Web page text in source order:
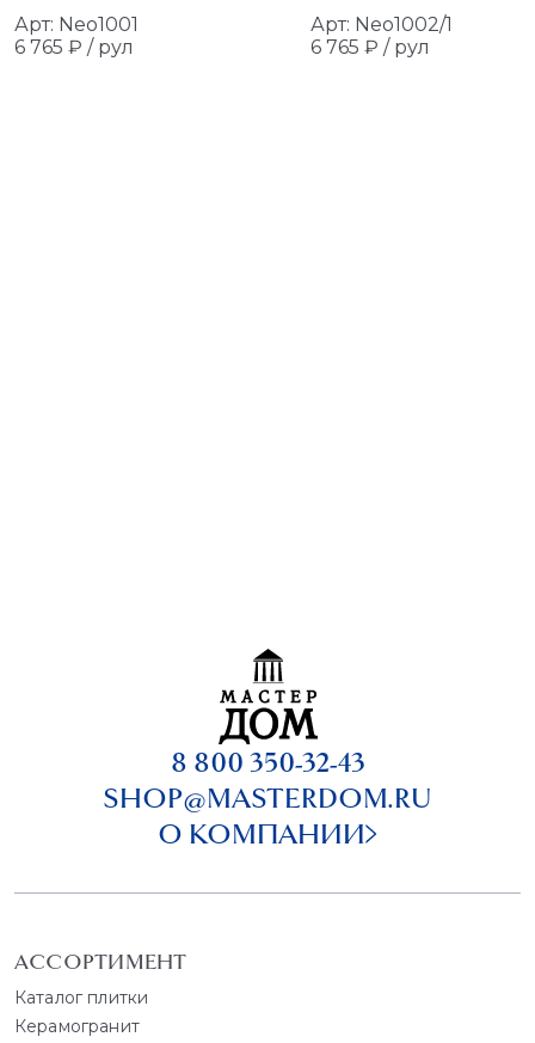
Арт: Neo1001
6 765 ₽ / рул
Арт: Neo1002/1
6 765 ₽ / рул
8 800 350-32-43
SHOP@MASTERDOM.RU
О КОМПАНИИ
АССОРТИМЕНТ
Каталог плитки
Керамогранит